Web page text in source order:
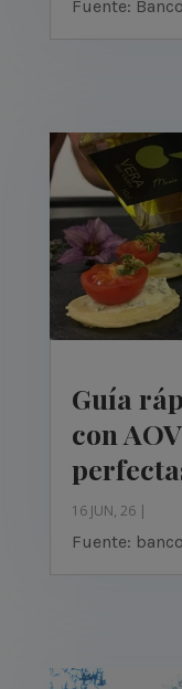
Fuente:
Guía
con
16 JUN, 26|
Fuente: